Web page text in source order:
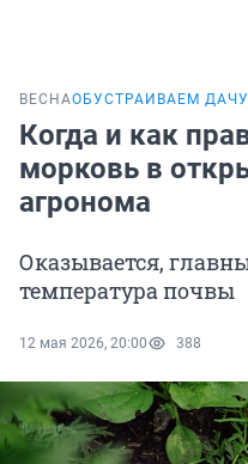
ВЕСНАОБУСТРАИВАЕМ ДАЧУ
Когда и как
морковь в
агронома
Оказывается,
температура почвы
12 мая 2026, 20:00 388